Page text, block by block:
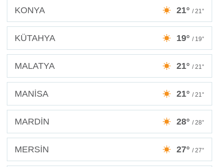
KONYA 21° / 21°
KÜTAHYA 19° / 19°
MALATYA 21° / 21°
MANİSA 21° / 21°
MARDİN 28° / 28°
MERSİN 27° / 27°